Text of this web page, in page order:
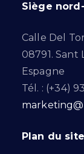
Siège
Calle Del
08791. Sant
Espagne
Tél. : (+34)
Plan du site